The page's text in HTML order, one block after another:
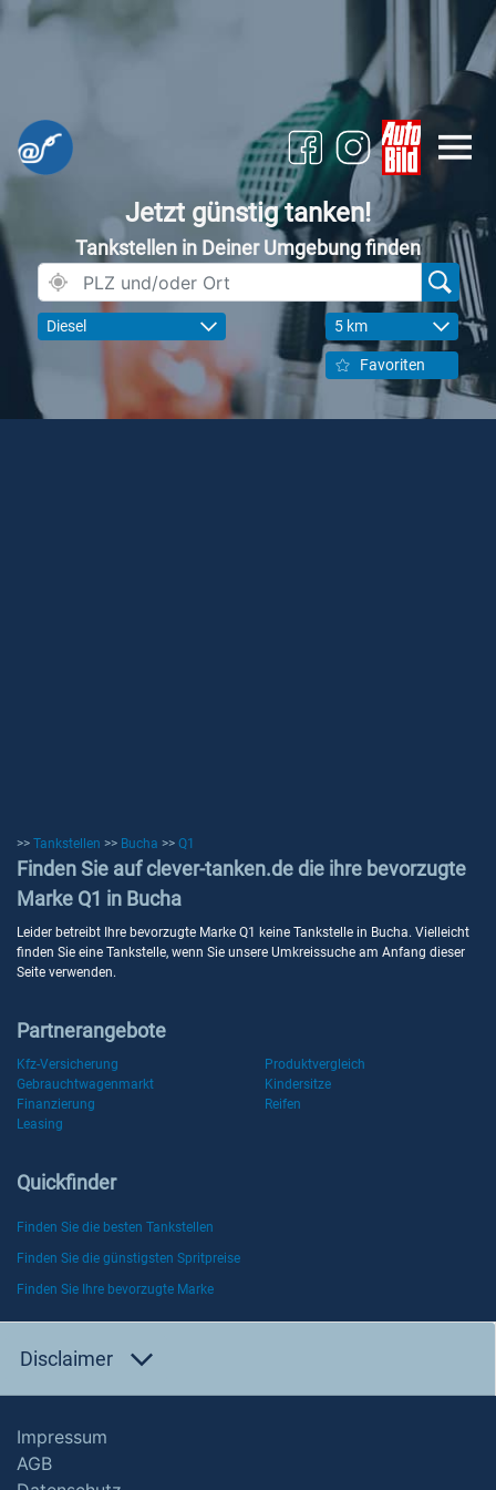
Jetzt günstig tanken!
Tankstellen in Deiner Umgebung finden
Diesel 5 km
Favoriten
>> Tankstellen >> Bucha >> Q1
Finden Sie auf clever-tanken.de die ihre bevorzugte
Marke Q1 in Bucha
Leider betreibt Ihre bevorzugte Marke Q1 keine Tankstelle in Bucha. Vielleicht
finden Sie eine Tankstelle, wenn Sie unsere Umkreissuche am Anfang dieser
Seite verwenden.
Partnerangebote
Kfz-Versicherung
Produktvergleich
Gebrauchtwagenmarkt
Kindersitze
Finanzierung
Reifen
Leasing
Quickfinder
Finden Sie die besten Tankstellen
Finden Sie die günstigsten Spritpreise
Finden Sie Ihre bevorzugte Marke
Disclaimer
Impressum
AGB